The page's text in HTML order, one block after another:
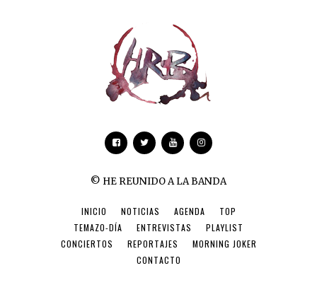
© HE REUNIDO A LA BANDA
INICIO NOTICIAS AGENDA
TOP
TEMAZO-DÍA
ENTREVISTAS
PLAYLIST
CONCIERTOS
REPORTAJES
MORNING JOKER
CONTACTO